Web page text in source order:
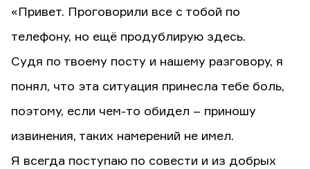
«Привет. Проговорили все с тобой по
телефону, но ещё продублирую здесь.
Судя по твоему посту и нашему разговору, я
понял, что эта ситуация принесла тебе боль,
поэтому, если чем-то обидел – приношу
извинения, таких намерений не имел.
Я всегда поступаю по совести и из добрых